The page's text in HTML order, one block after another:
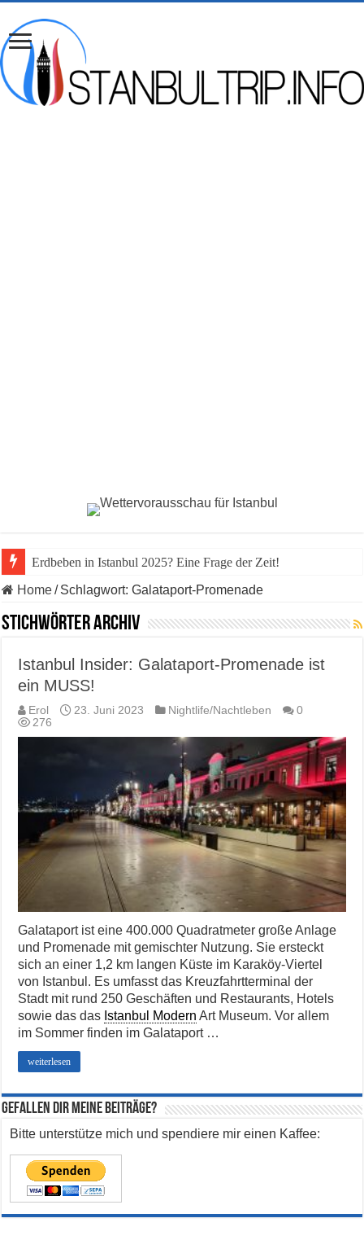
Erdbeben in Istanbul 2025? Eine Frage der Zeit!
Home/ Schlagwort:Galataport-Promenade
Stichwörter Archiv
Istanbul Insider: Galataport-Promenade ist
ein MUSS!
Erol 23. Juni 2023 Nightlife/Nachtleben
0
276
Galataport ist eine 400.000 Quadratmeter große Anlage
und Promenade mit gemischter Nutzung. Sie ersteckt
sich an einer 1,2 km langen Küste im Karaköy-Viertel
von Istanbul. Es umfasst das Kreuzfahrtterminal der
Stadt mit rund 250 Geschäften und Restaurants, Hotels
sowie das das Istanbul Modern Art Museum. Vor allem
im Sommer finden im Galataport …
weiterlesen
Gefallen dir meine Beiträge?
Bitte unterstütze mich und spendiere mir einen Kaffee: